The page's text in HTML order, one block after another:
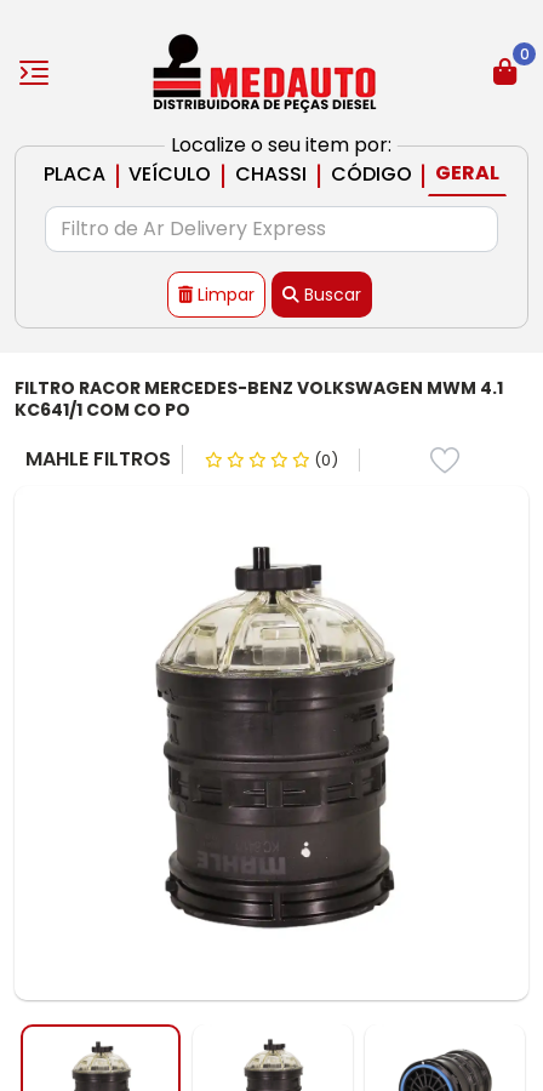
Localize o seu item por:
PLACA | VEÍCULO | CHASSI | CÓDIGO | GERAL
Limpar Buscar
0
FILTRO RACOR MERCEDES-BENZ VOLKSWAGEN MWM 4.1
KC641/1 COM CO PO
MAHLE FILTROS (0)